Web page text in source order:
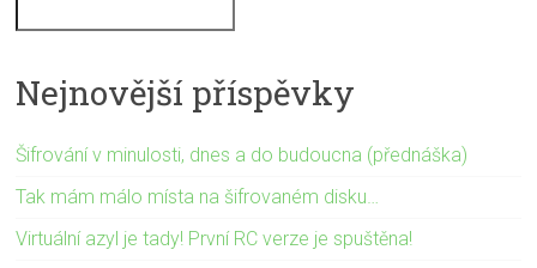
Nejnovější příspěvky
Šifrování v minulosti, dnes a do budoucna (přednáška)
Tak mám málo místa na šifrovaném disku…
Virtuální azyl je tady! První RC verze je spuštěna!